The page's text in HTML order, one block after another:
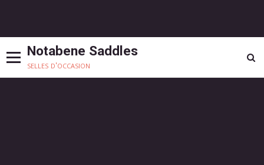
Notabene Saddles
selles d'occasion